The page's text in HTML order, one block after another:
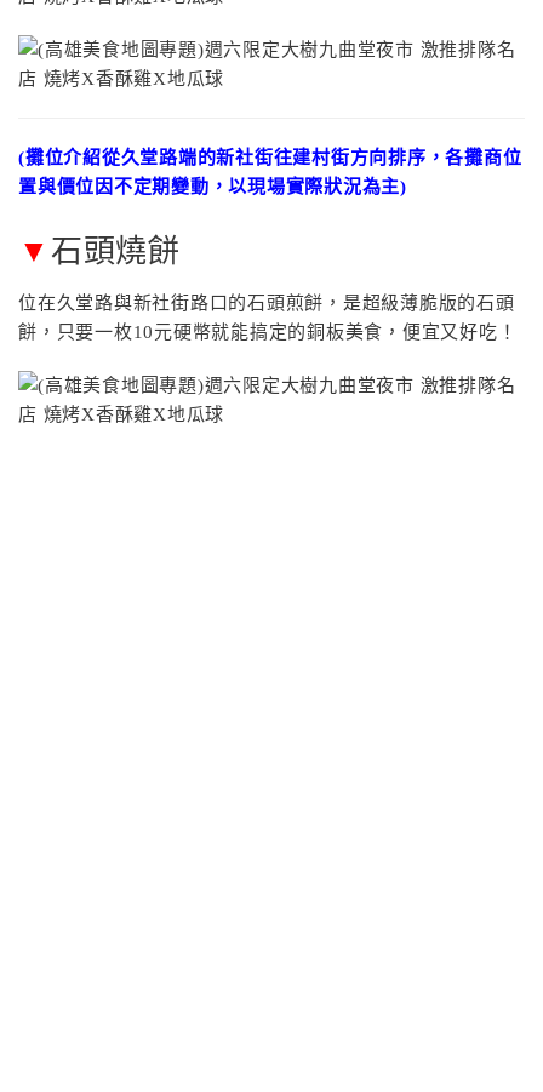
(攤位介紹從久堂路端的新社街往建村街方向排序，各攤商位
置與價位因不定期變動，以現場實際狀況為主)
▼ 石頭燒餅
位在久堂路與新社街路口的石頭煎餅，是超級薄脆版的石頭
餅，只要一枚10元硬幣就能搞定的銅板美食，便宜又好吃！